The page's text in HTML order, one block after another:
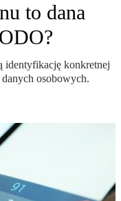
to dana
identyfikację konkretnej
osobowych.